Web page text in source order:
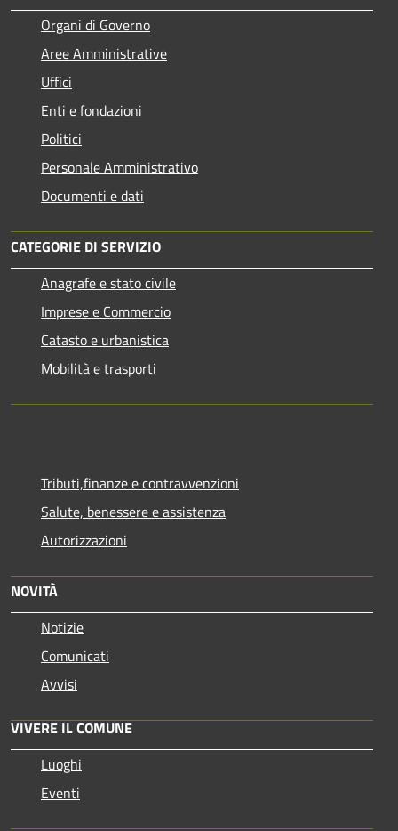
Organi di Governo
Aree Amministrative
Uffici
Enti e fondazioni
Politici
Personale Amministrativo
Documenti e dati
CATEGORIE DI SERVIZIO
Anagrafe e stato civile
Imprese e Commercio
Catasto e urbanistica
Mobilità e trasporti
Tributi,finanze e contravvenzioni
Salute, benessere e assistenza
Autorizzazioni
NOVITÀ
Notizie
Comunicati
Avvisi
VIVERE IL COMUNE
Luoghi
Eventi